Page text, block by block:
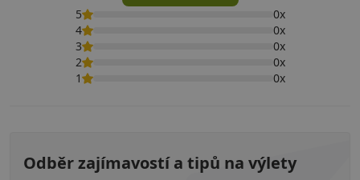
5
0x
4
0x
3
0x
2
0x
1
0x
Odběr zajímavostí a tipů na výlety